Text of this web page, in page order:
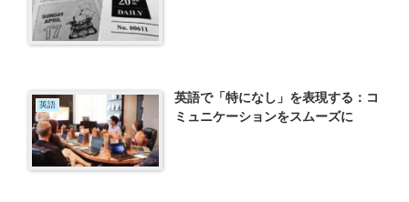
英語
英語で「特になし」を表現する：コ
ミュニケーションをスムーズに